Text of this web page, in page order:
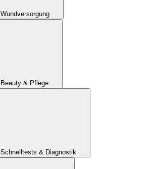
Wundversorgung
Beauty & Pflege
Schnelltests & Diagnostik